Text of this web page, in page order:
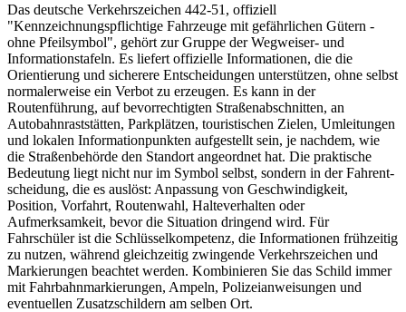
Das deutsche Verkehrszeichen 442-51, offiziell
"Kennzeichnungspflichtige Fahrzeuge mit gefährlichen Gütern -
ohne Pfeilsymbol", gehört zur Gruppe der Wegweiser- und
Informationstafeln. Es liefert offizielle Informationen, die die
Orientierung und sicherere Entscheidungen unterstützen, ohne selbst
normalerweise ein Verbot zu erzeugen. Es kann in der
Routenführung, auf bevorrechtigten Straßenabschnitten, an
Autobahnraststätten, Parkplätzen, touristischen Zielen, Umleitungen
und lokalen Informationpunkten aufgestellt sein, je nachdem, wie
die Straßenbehörde den Standort angeordnet hat. Die praktische
Bedeutung liegt nicht nur im Symbol selbst, sondern in der Fahr­ent­
schei­dung, die es auslöst: Anpassung von Geschwindigkeit,
Position, Vorfahrt, Routenwahl, Halteverhalten oder
Aufmerksamkeit, bevor die Situation dringend wird. Für
Fahrschüler ist die Schlüsselkompetenz, die Informationen frühzeitig
zu nutzen, während gleichzeitig zwingende Verkehrszeichen und
Markierungen beachtet werden. Kombinieren Sie das Schild immer
mit Fahrbahnmarkierungen, Ampeln, Polizeianweisungen und
eventuellen Zusatzschildern am selben Ort.